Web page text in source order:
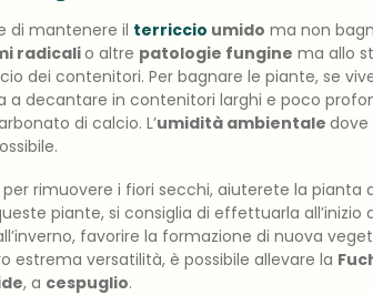
di mantenere il terriccio umido ma non
radicalio altre patologie fungine ma allo
dei contenitori. Per bagnare le piante, se
a decantare in contenitori larghi e poco
di calcio. L’umidità ambientale dove
per rimuovere i fiori secchi, aiuterete la pianta
piante, si consiglia di effettuarla all’inizio
favorire la formazione di nuova
estrema versatilità, è possibile allevare la
, a cespuglio.